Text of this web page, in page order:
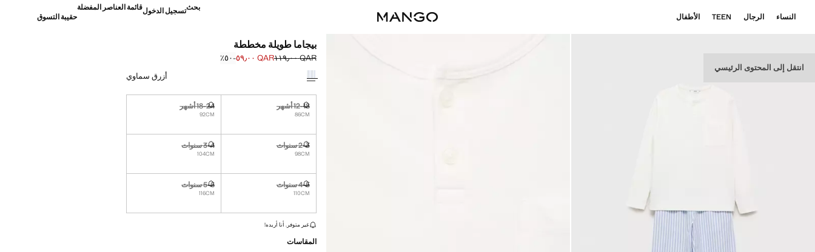
انتقل إلى المحتوى الرئيسي
النساء الرجال TEEN الأطفال
بحثتسجيل الدخولقائمة العناصر المفضلة
حقيبة التسوق
بيجاما طويلة مخططة
السعر الأول محذوف [QAR ١١٩٫٠٠ ]
QAR ١١٩٫٠٠
السعر الحالي [QAR ٥٩٫٠٠ ]QAR ٥٩٫٠٠
؜-٥٠٪؜
حدد اللون
أزرق سماوي
12-18 أشهر
86CM
غير متوفر. أنا أريده!
18-24 أشهر
92CM
غير متوفر. أنا أريده!
2-3 سنوات
98CM
غير متوفر. أنا أريده!
3-4 سنوات
104CM
غير متوفر. أنا أريده!
4-5 سنوات
110CM
غير متوفر. أنا أريده!
5-6 سنوات
116CM
غير متوفر. أنا أريده!
القطع الأخيرة!
غير متوفر. أنا أريده!
المقاسات